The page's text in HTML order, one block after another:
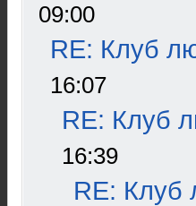
09:00
RE: Клуб
16:07
RE: Клуб
16:39
RE: Клуб